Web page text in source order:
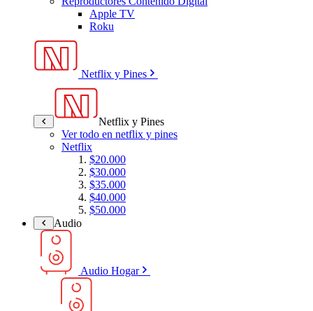
Apple TV
Roku
Netflix y Pines
Netflix y Pines
Ver todo en netflix y pines
Netflix
$20.000
$30.000
$35.000
$40.000
$50.000
Audio
Audio Hogar